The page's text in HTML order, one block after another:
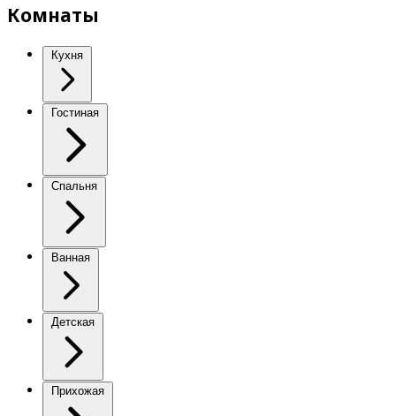
Комнаты
Кухня
Гостиная
Спальня
Ванная
Детская
Прихожая